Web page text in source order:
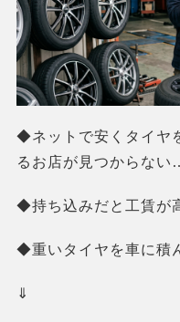
◆ネットで安くタイヤ
るお店が見つからない
◆持ち込みだと工賃が
◆重いタイヤを車に積
⇓